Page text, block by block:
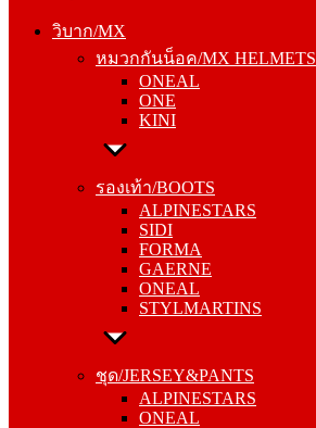
วิบาก/MX
หมวกกันน็อค/MX HELMETS
ONEAL
ONE
KINI
รองเท้า/BOOTS
ALPINESTARS
SIDI
FORMA
GAERNE
ONEAL
STYLMARTINS
ชุด/JERSEY&PANTS
ALPINESTARS
ONEAL
ONE
KINI
รองเท้า/BOOTS
SIDI
FORMA
GAERNE
ONEAL
STYLMARTINS
ชุด/JERSEY&PANTS
ONEAL